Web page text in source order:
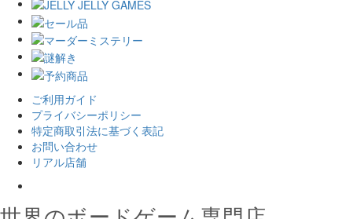
ご利用ガイド
プライバシーポリシー
特定商取引法に基づく表記
お問い合わせ
リアル店舗